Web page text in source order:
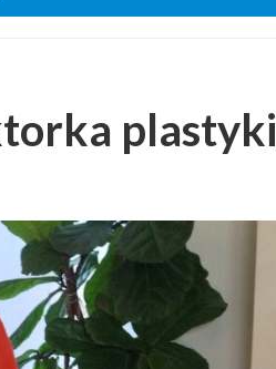
plastyki